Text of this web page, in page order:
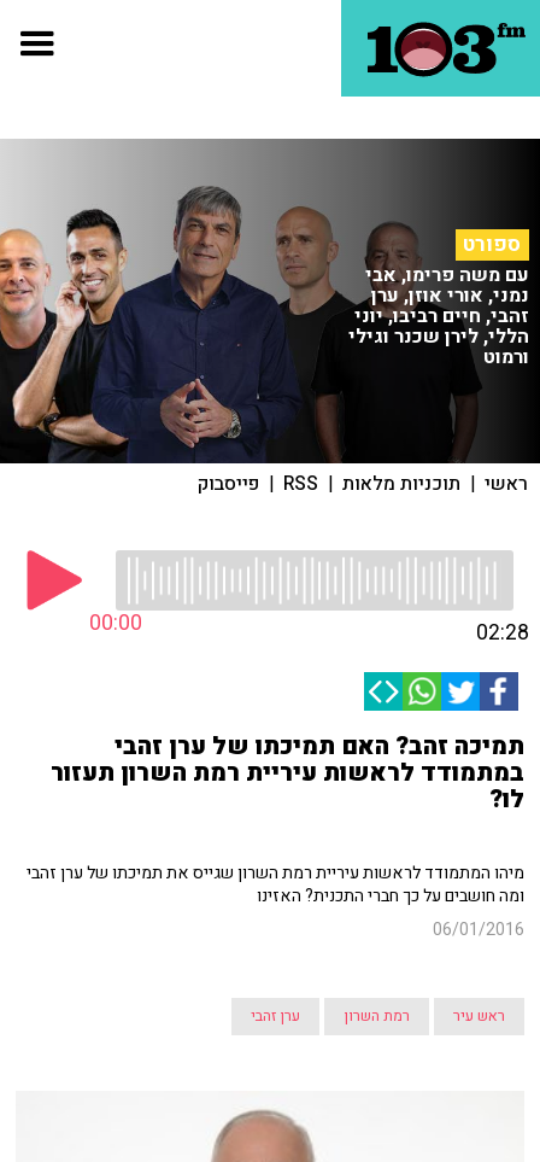
ספורט
עם משה פרימו, אבי
נמני, אורי אוזן, ערן
זהבי, חיים רביבו, יוני
הללי, לירן שכנר וגילי
ורמוט
ראשי | תוכניות מלאות |
RSS
| פייסבוק
00:00 02:28
תמיכה זהב? האם תמיכתו של ערן זהבי
במתמודד לראשות עיריית רמת השרון תעזור
לו?
מיהו המתמודד לראשות עיריית רמת השרון שגייס את תמיכתו של ערן זהבי
ומה חושבים על כך חברי התכנית? האזינו
06/01/2016
ראש עיר רמת השרון ערן זהבי